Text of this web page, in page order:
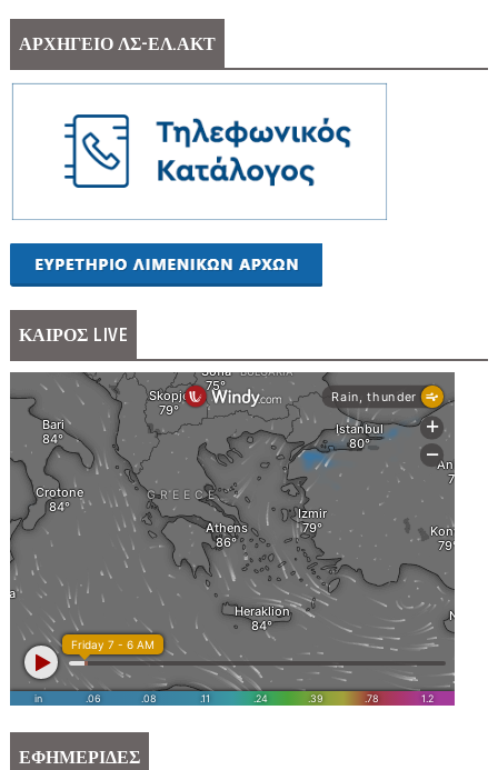
ΑΡΧΗΓΕΙΟ ΛΣ-ΕΛ.ΑΚΤ
ΚΑΙΡΟΣ LIVE
ΕΦΗΜΕΡΙΔΕΣ